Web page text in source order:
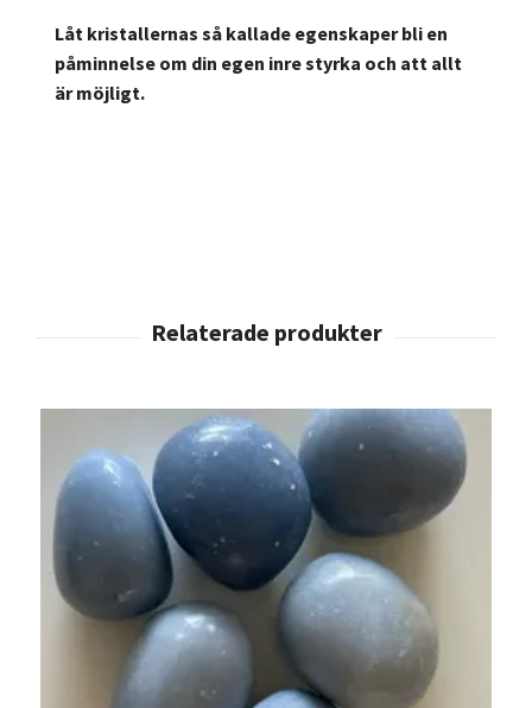
Låt kristallernas så kallade egenskaper bli en
påminnelse om din egen inre styrka och att allt
är möjligt.